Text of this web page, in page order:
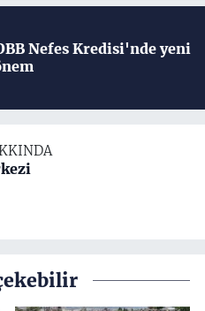
Nefes Kredisi'nde yeni